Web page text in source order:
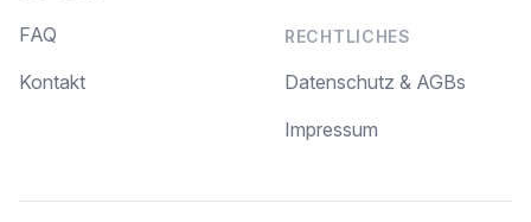
FAQ
Kontakt
RECHTLICHES
Datenschutz & AGBs
Impressum